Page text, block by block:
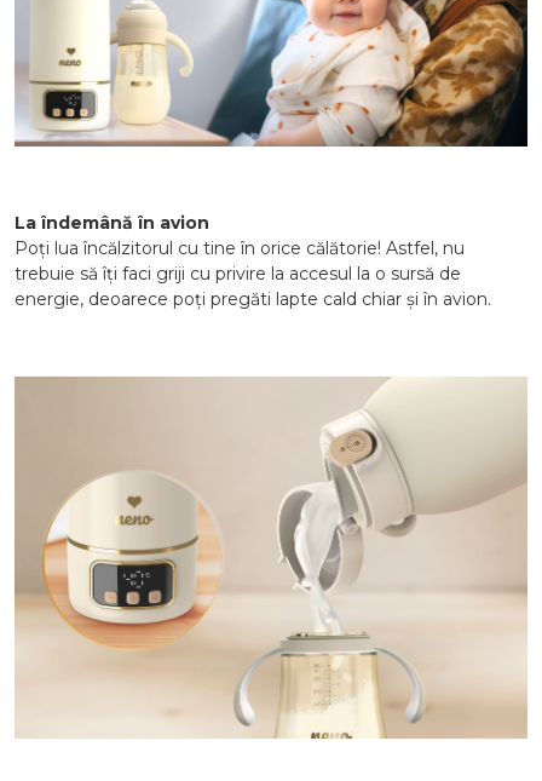
La îndemână în avion
Poți lua încălzitorul cu tine în orice călătorie! Astfel, nu
trebuie să îți faci griji cu privire la accesul la o sursă de
energie, deoarece poți pregăti lapte cald chiar și în avion.